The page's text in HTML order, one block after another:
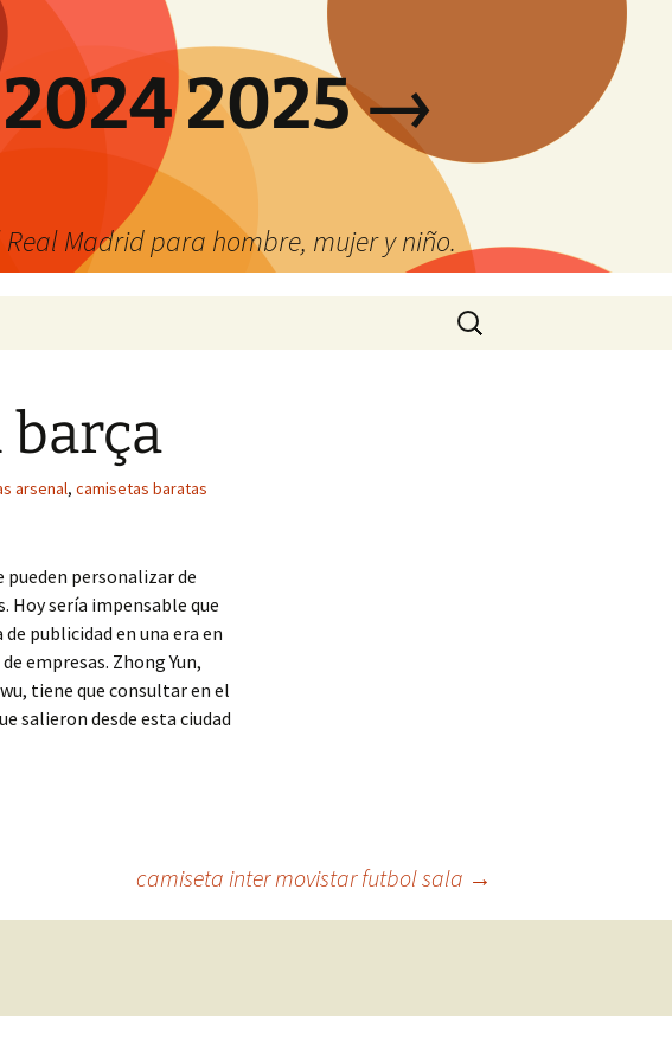
2025 →
Madrid para hombre, mujer y niño.
Buscar:
barça
arsenal, camisetas baratas
personalizar de
Hoy sería impensable que
publicidad en una era en
empresas. Zhong Yun,
tiene que consultar en el
salieron desde esta ciudad
camiseta inter movistar futbol sala →